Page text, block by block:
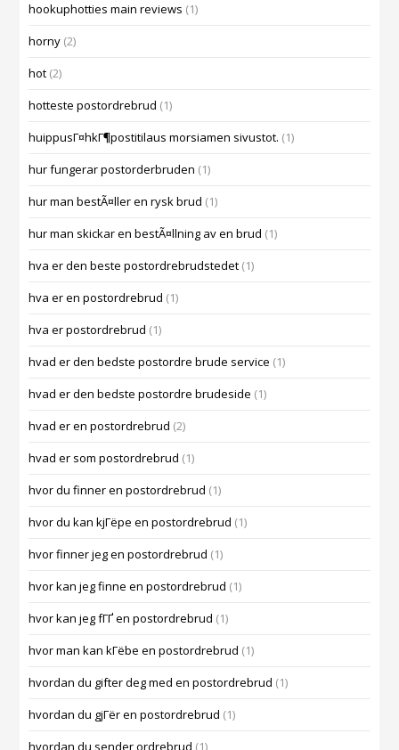
hookuphotties main reviews (1)
horny (2)
hot (2)
hotteste postordrebrud (1)
huippusГ¤hkГ¶postitilaus morsiamen sivustot. (1)
hur fungerar postorderbruden (1)
hur man bestÃ¤ller en rysk brud (1)
hur man skickar en bestÃ¤llning av en brud (1)
hva er den beste postordrebrudstedet (1)
hva er en postordrebrud (1)
hva er postordrebrud (1)
hvad er den bedste postordre brude service (1)
hvad er den bedste postordre brudeside (1)
hvad er en postordrebrud (2)
hvad er som postordrebrud (1)
hvor du finner en postordrebrud (1)
hvor du kan kjГёpe en postordrebrud (1)
hvor finner jeg en postordrebrud (1)
hvor kan jeg finne en postordrebrud (1)
hvor kan jeg fГҐ en postordrebrud (1)
hvor man kan kГёbe en postordrebrud (1)
hvordan du gifter deg med en postordrebrud (1)
hvordan du gjГёr en postordrebrud (1)
hvordan du sender ordrebrud (1)